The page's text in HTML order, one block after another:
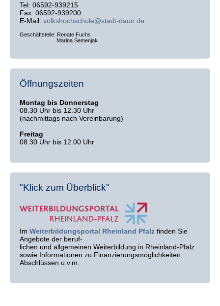
Tel: 06592-939215
Fax: 06592-939200
E-Mail: volkshochschule@stadt-daun.de
Geschäftstelle: Renate Fuchs
Marina Semenjak
Öffnungszeiten
Montag bis Donnerstag
08.30 Uhr bis 12.30 Uhr
(nachmittags nach Vereinbarung)
Freitag
08.30 Uhr bis 12.00 Uhr
"Klick zum Überblick"
Im Weiterbildungsportal Rheinland Pfalz finden Sie
Angebote der beruf-
lichen und allgemeinen Weiterbildung in Rheinland-Pfalz
sowie Informationen zu Finanzierungsmöglichkeiten,
Abschlüssen u.v.m.